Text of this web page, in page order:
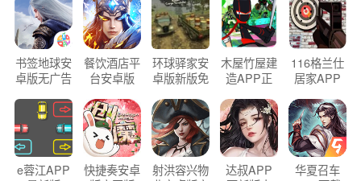
书签地球安
卓版无广告
餐饮酒店平
台安卓版
环球驿家安
卓版新版免
木屋竹屋建
造APP正
116格兰仕
居家APP
e蓉江APP
快捷奏安卓
射洪容兴物
达叔APP
华夏召车